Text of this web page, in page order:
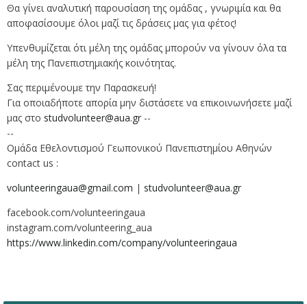
Θα γίνει αναλυτική παρουσίαση της ομάδας , γνωριμία και θα
αποφασίσουμε όλοι μαζί τις δράσεις μας για φέτος!
Υπενθυμίζεται ότι μέλη της ομάδας μπορούν να γίνουν όλα τα
μέλη της Πανεπιστημιακής κοινότητας.
Σας περιμένουμε την Παρασκευή!
Για οποιαδήποτε απορία μην διστάσετε να επικοινωνήσετε μαζί
μας στο studvolunteer@aua.gr --
--
Ομάδα Εθελοντισμού Γεωπονικού Πανεπιστημίου Αθηνών
contact us :
volunteeringaua@gmail.com | studvolunteer@aua.gr
facebook.com/volunteeringaua
instagram.com/volunteering_aua
https://www.linkedin.com/company/volunteeringaua